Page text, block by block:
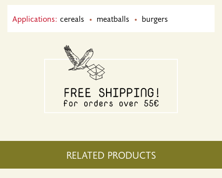
των υπηρεσιών τους.
Applications: cereals meatballs burgers
RELATED PRODUCTS